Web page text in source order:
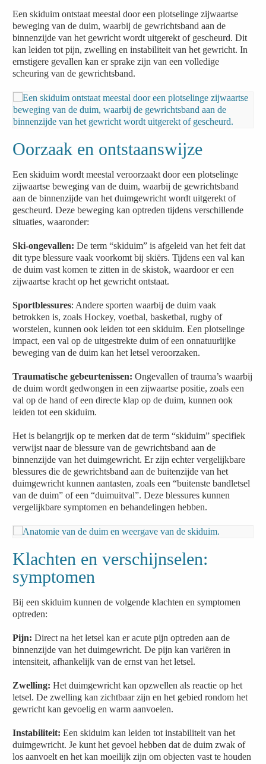
Een skiduim ontstaat meestal door een plotselinge zijwaartse
beweging van de duim, waarbij de gewrichtsband aan de
binnenzijde van het gewricht wordt uitgerekt of gescheurd. Dit
kan leiden tot pijn, zwelling en instabiliteit van het gewricht. In
ernstigere gevallen kan er sprake zijn van een volledige
scheuring van de gewrichtsband.
Oorzaak en ontstaanswijze
Een skiduim wordt meestal veroorzaakt door een plotselinge
zijwaartse beweging van de duim, waarbij de gewrichtsband
aan de binnenzijde van het duimgewricht wordt uitgerekt of
gescheurd. Deze beweging kan optreden tijdens verschillende
situaties, waaronder:
Ski-ongevallen: De term “skiduim” is afgeleid van het feit dat
dit type blessure vaak voorkomt bij skiërs. Tijdens een val kan
de duim vast komen te zitten in de skistok, waardoor er een
zijwaartse kracht op het gewricht ontstaat.
Sportblessures: Andere sporten waarbij de duim vaak
betrokken is, zoals Hockey, voetbal, basketbal, rugby of
worstelen, kunnen ook leiden tot een skiduim. Een plotselinge
impact, een val op de uitgestrekte duim of een onnatuurlijke
beweging van de duim kan het letsel veroorzaken.
Traumatische gebeurtenissen: Ongevallen of trauma’s waarbij
de duim wordt gedwongen in een zijwaartse positie, zoals een
val op de hand of een directe klap op de duim, kunnen ook
leiden tot een skiduim.
Het is belangrijk op te merken dat de term “skiduim” specifiek
verwijst naar de blessure van de gewrichtsband aan de
binnenzijde van het duimgewricht. Er zijn echter vergelijkbare
blessures die de gewrichtsband aan de buitenzijde van het
duimgewricht kunnen aantasten, zoals een “buitenste bandletsel
van de duim” of een “duimuitval”. Deze blessures kunnen
vergelijkbare symptomen en behandelingen hebben.
Klachten en verschijnselen:
symptomen
Bij een skiduim kunnen de volgende klachten en symptomen
optreden:
Pijn: Direct na het letsel kan er acute pijn optreden aan de
binnenzijde van het duimgewricht. De pijn kan variëren in
intensiteit, afhankelijk van de ernst van het letsel.
Zwelling: Het duimgewricht kan opzwellen als reactie op het
letsel. De zwelling kan zichtbaar zijn en het gebied rondom het
gewricht kan gevoelig en warm aanvoelen.
Instabiliteit: Een skiduim kan leiden tot instabiliteit van het
duimgewricht. Je kunt het gevoel hebben dat de duim zwak of
los aanvoelt en het kan moeilijk zijn om objecten vast te houden